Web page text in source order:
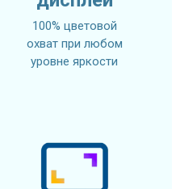
100% цветовой
охват при любом
уровне яркости